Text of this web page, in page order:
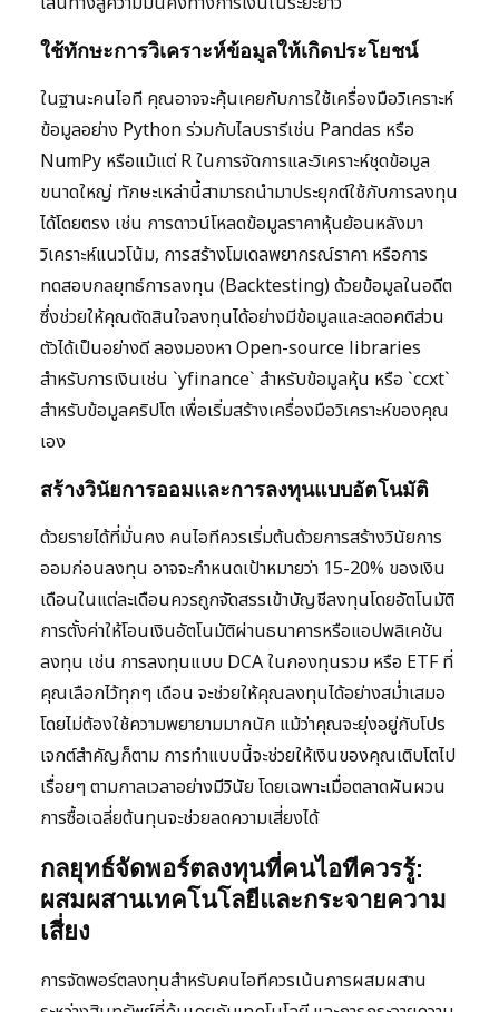
ใช้ทักษะการวิเคราะห์ข้อมูลให้เกิดประโยชน์
ในฐานะคนไอที คุณอาจจะคุ้นเคยกับการใช้เครื่องมือวิเคราะห์
ข้อมูลอย่าง Python ร่วมกับไลบรารีเช่น Pandas หรือ
NumPy หรือแม้แต่ R ในการจัดการและวิเคราะห์ชุดข้อมูล
ขนาดใหญ่ ทักษะเหล่านี้สามารถนำมาประยุกต์ใช้กับการลงทุน
ได้โดยตรง เช่น การดาวน์โหลดข้อมูลราคาหุ้นย้อนหลังมา
วิเคราะห์แนวโน้ม, การสร้างโมเดลพยากรณ์ราคา หรือการ
ทดสอบกลยุทธ์การลงทุน (Backtesting) ด้วยข้อมูลในอดีต
ซึ่งช่วยให้คุณตัดสินใจลงทุนได้อย่างมีข้อมูลและลดอคติส่วน
ตัวได้เป็นอย่างดี ลองมองหา Open-source libraries
สำหรับการเงินเช่น `yfinance` สำหรับข้อมูลหุ้น หรือ `ccxt`
สำหรับข้อมูลคริปโต เพื่อเริ่มสร้างเครื่องมือวิเคราะห์ของคุณ
เอง
สร้างวินัยการออมและการลงทุนแบบอัตโนมัติ
ด้วยรายได้ที่มั่นคง คนไอทีควรเริ่มต้นด้วยการสร้างวินัยการ
ออมก่อนลงทุน อาจจะกำหนดเป้าหมายว่า 15-20% ของเงิน
เดือนในแต่ละเดือนควรถูกจัดสรรเข้าบัญชีลงทุนโดยอัตโนมัติ
การตั้งค่าให้โอนเงินอัตโนมัติผ่านธนาคารหรือแอปพลิเคชัน
ลงทุน เช่น การลงทุนแบบ DCA ในกองทุนรวม หรือ ETF ที่
คุณเลือกไว้ทุกๆ เดือน จะช่วยให้คุณลงทุนได้อย่างสม่ำเสมอ
โดยไม่ต้องใช้ความพยายามมากนัก แม้ว่าคุณจะยุ่งอยู่กับโปร
เจกต์สำคัญก็ตาม การทำแบบนี้จะช่วยให้เงินของคุณเติบโตไป
เรื่อยๆ ตามกาลเวลาอย่างมีวินัย โดยเฉพาะเมื่อตลาดผันผวน
การซื้อเฉลี่ยต้นทุนจะช่วยลดความเสี่ยงได้
กลยุทธ์จัดพอร์ตลงทุนที่คนไอทีควรรู้:
ผสมผสานเทคโนโลยีและกระจายความ
เสี่ยง
การจัดพอร์ตลงทุนสำหรับคนไอทีควรเน้นการผสมผสาน